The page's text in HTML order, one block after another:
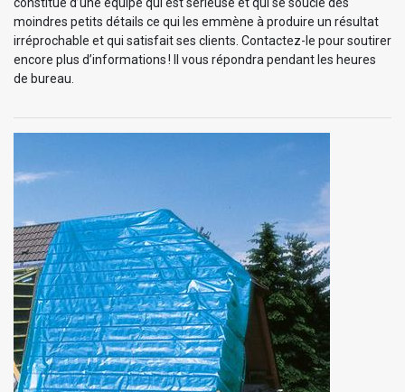
moindres petits détails ce qui les emmène à produire un résultat
irréprochable et qui satisfait ses clients. Contactez-le pour soutirer
encore plus d’informations ! Il vous répondra pendant les heures
de bureau.